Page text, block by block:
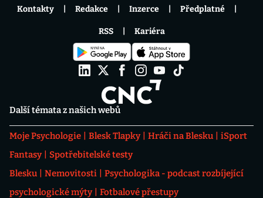
Další témata z našich webů
Moje Psychologie Blesk Tlapky Hráči na Blesku
iSport
Fantasy
Spotřebitelské testy
Blesku
Nemovitosti
Psychologika - podcast rozbíjející
psychologické mýty
Fotbalové přestupy
Kontakty Redakce Inzerce Předplatné
RSS Kariéra